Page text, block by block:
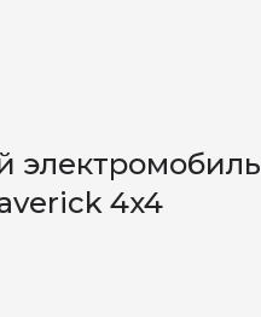
электромобиль
4x4